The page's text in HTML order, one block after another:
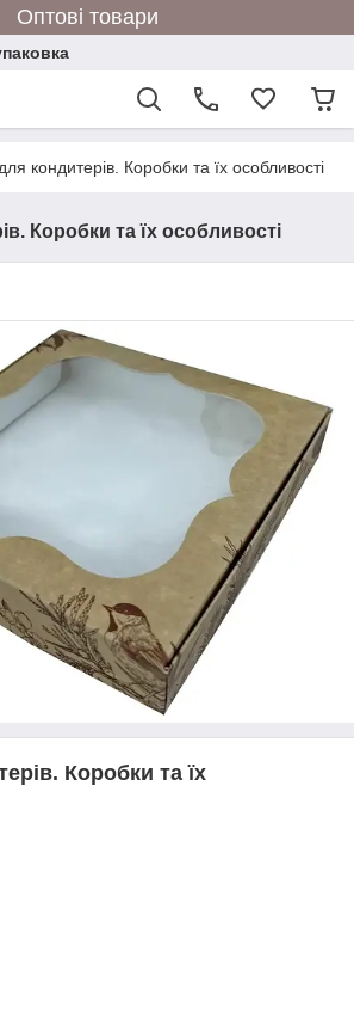
Оптові товари
кондитерів. Коробки та їх особливості
Коробки та їх особливості
Коробки та їх